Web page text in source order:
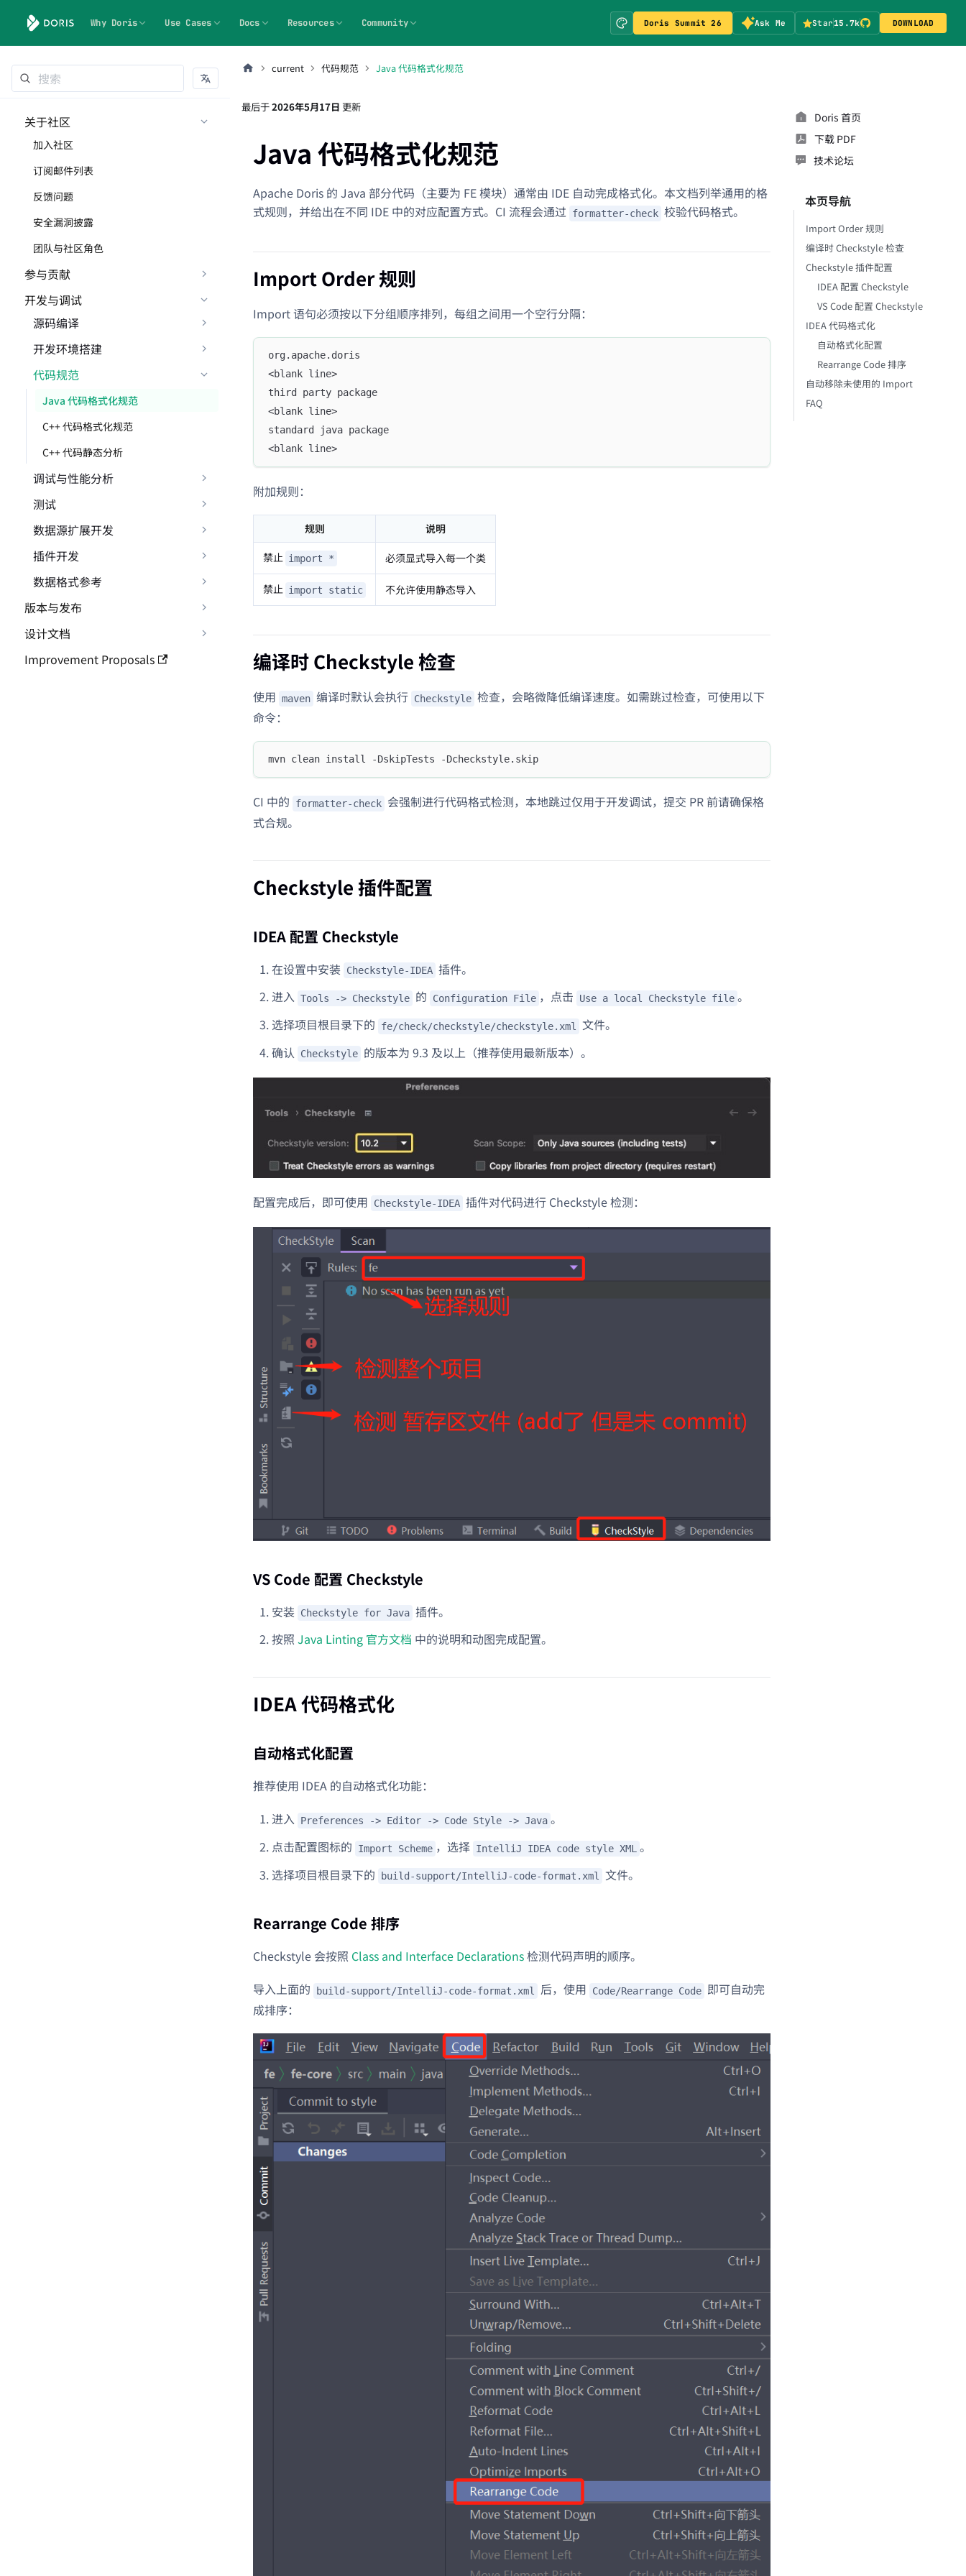
Why Doris Use Cases Docs Resources Community Doris Summit 26 Ask Me Star15.7k DOWNLOAD
关于社区
加入社区
订阅邮件列表
反馈问题
安全漏洞披露
团队与社区角色
参与贡献
开发与调试
源码编译
开发环境搭建
代码规范
Java 代码格式化规范
C++ 代码格式化规范
C++ 代码静态分析
调试与性能分析
测试
数据源扩展开发
插件开发
数据格式参考
版本与发布
设计文档
Improvement Proposals
current 代码规范 Java 代码格式化规范
最后于2026年5月17日 更新
Java 代码格式化规范
Apache Doris 的 Java 部分代码（主要为 FE 模块）通常由 IDE 自动完成格式化。本文档列举通用的格
式规则，并给出在不同 IDE 中的对应配置方式。CI 流程会通过 formatter-check 校验代码格式。
Import Order 规则
Import 语句必须按以下分组顺序排列，每组之间用一个空行分隔：
org.apache.doris
<blank line>
third party package
<blank line>
standard java package
<blank line>
附加规则：
规则
说明
禁止 import * 必须显式导入每一个类
禁止 import static 不允许使用静态导入
编译时 Checkstyle 检查
使用 maven 编译时默认会执行 Checkstyle 检查，会略微降低编译速度。如需跳过检查，可使用以下
命令：
mvn clean install -DskipTests -Dcheckstyle.skip
CI 中的 formatter-check 会强制进行代码格式检测，本地跳过仅用于开发调试，提交 PR 前请确保格
式合规。
Checkstyle 插件配置
IDEA 配置 Checkstyle
在设置中安装 Checkstyle-IDEA 插件。
进入 Tools -> Checkstyle 的 Configuration File ，点击 Use a local Checkstyle file 。
选择项目根目录下的
fe/check/checkstyle/checkstyle.xml
文件。
确认
Checkstyle 的版本为 9.3 及以上（推荐使用最新版本）。
配置完成后，即可使用 Checkstyle-IDEA 插件对代码进行 Checkstyle 检测：
VS Code 配置 Checkstyle
安装 Checkstyle for Java 插件。
按照 Java Linting 官方文档 中的说明和动图完成配置。
IDEA 代码格式化
自动格式化配置
推荐使用 IDEA 的自动格式化功能：
进入 Preferences -> Editor -> Code Style -> Java 。
点击配置图标的
Import Scheme ，选择 IntelliJ IDEA code style XML 。
选择项目根目录下的
build-support/IntelliJ-code-format.xml 文件。
Rearrange Code 排序
Checkstyle 会按照 Class and Interface Declarations检测代码声明的顺序。
导入上面的
build-support/IntelliJ-code-format.xml 后，使用 Code/Rearrange Code 即可自动完
成排序：
Doris 首页
下载 PDF
技术论坛
本页导航
Import Order 规则
编译时 Checkstyle 检查
Checkstyle 插件配置
IDEA 配置 Checkstyle
VS Code 配置 Checkstyle
IDEA 代码格式化
自动格式化配置
Rearrange Code 排序
自动移除未使用的 Import
FAQ